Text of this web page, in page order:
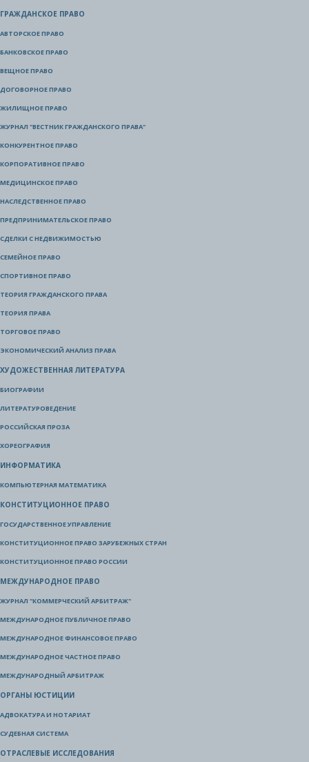
ГРАЖДАНСКОЕ ПРАВО
АВТОРСКОЕ ПРАВО
БАНКОВСКОЕ ПРАВО
ВЕЩНОЕ ПРАВО
ДОГОВОРНОЕ ПРАВО
ЖИЛИЩНОЕ ПРАВО
ЖУРНАЛ "ВЕСТНИК ГРАЖДАНСКОГО ПРАВА"
КОНКУРЕНТНОЕ ПРАВО
КОРПОРАТИВНОЕ ПРАВО
МЕДИЦИНСКОЕ ПРАВО
НАСЛЕДСТВЕННОЕ ПРАВО
ПРЕДПРИНИМАТЕЛЬСКОЕ ПРАВО
СДЕЛКИ С НЕДВИЖИМОСТЬЮ
СЕМЕЙНОЕ ПРАВО
СПОРТИВНОЕ ПРАВО
ТЕОРИЯ ГРАЖДАНСКОГО ПРАВА
ТЕОРИЯ ПРАВА
ТОРГОВОЕ ПРАВО
ЭКОНОМИЧЕСКИЙ АНАЛИЗ ПРАВА
ХУДОЖЕСТВЕННАЯ ЛИТЕРАТУРА
БИОГРАФИИ
ЛИТЕРАТУРОВЕДЕНИЕ
РОССИЙСКАЯ ПРОЗА
ХОРЕОГРАФИЯ
ИНФОРМАТИКА
КОМПЬЮТЕРНАЯ МАТЕМАТИКА
КОНСТИТУЦИОННОЕ ПРАВО
ГОСУДАРСТВЕННОЕ УПРАВЛЕНИЕ
КОНСТИТУЦИОННОЕ ПРАВО ЗАРУБЕЖНЫХ СТРАН
КОНСТИТУЦИОННОЕ ПРАВО РОССИИ
МЕЖДУНАРОДНОЕ ПРАВО
ЖУРНАЛ "КОММЕРЧЕСКИЙ АРБИТРАЖ"
МЕЖДУНАРОДНОЕ ПУБЛИЧНОЕ ПРАВО
МЕЖДУНАРОДНОЕ ФИНАНСОВОЕ ПРАВО
МЕЖДУНАРОДНОЕ ЧАСТНОЕ ПРАВО
МЕЖДУНАРОДНЫЙ АРБИТРАЖ
ОРГАНЫ ЮСТИЦИИ
АДВОКАТУРА И НОТАРИАТ
СУДЕБНАЯ СИСТЕМА
ОТРАСЛЕВЫЕ ИССЛЕДОВАНИЯ